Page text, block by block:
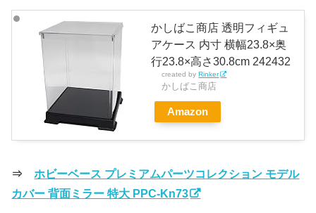
かしばこ商店 透明フィギュ
アケース 内寸 横幅23.8×奥
行23.8×高さ30.8cm 242432
created byRinker
かしばこ商店
Amazon
⇒ホビーベース プレミアムパーツコレクション モデル
カバー 背面ミラー 特大 PPC-Kn73